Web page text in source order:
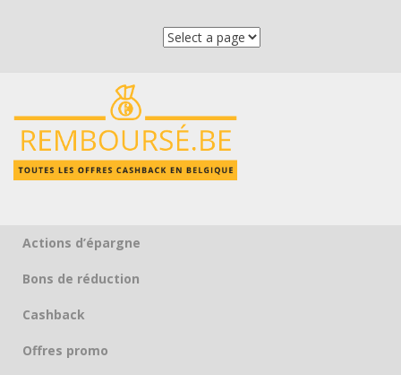
Skip to content
Actions d’épargne
Bons de réduction
Cashback
Offres promo